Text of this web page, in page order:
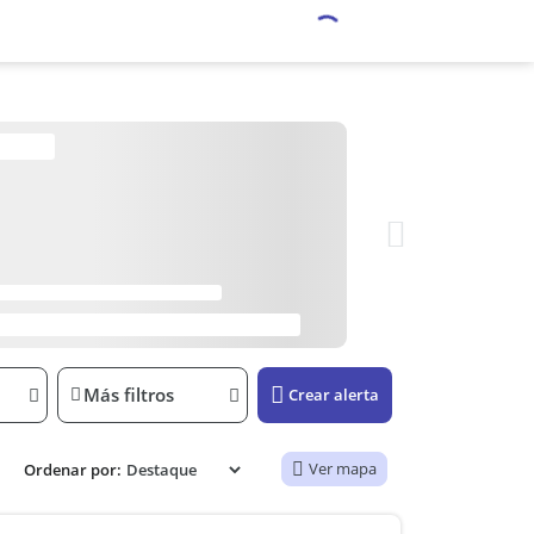
Más filtros Crear alerta
Ordenar por: Ver mapa